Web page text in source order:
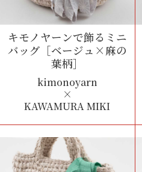
キモノヤーンで飾るミニ
バッグ ［ベージュ×麻の
葉柄］
kimonoyarn
×
KAWAMURA MIKI